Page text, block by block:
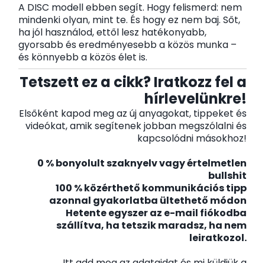
A DISC modell ebben segít. Hogy felismerd: nem
mindenki olyan, mint te. És hogy ez nem baj. Sőt,
ha jól használod, ettől lesz hatékonyabb,
gyorsabb és eredményesebb a közös munka –
és könnyebb a közös élet is.
Tetszett ez a cikk? Iratkozz fel a
hírlevelünkre!
Elsőként kapod meg az új anyagokat, tippeket és
videókat, amik segítenek jobban megszólalni és
kapcsolódni másokhoz!
0 % bonyolult szaknyelv vagy értelmetlen
bullshit
100 % közérthető kommunikációs tipp
azonnal gyakorlatba ültethető módon
Hetente egyszer az e-mail fiókodba
szállítva, ha tetszik maradsz, ha nem
leiratkozol.